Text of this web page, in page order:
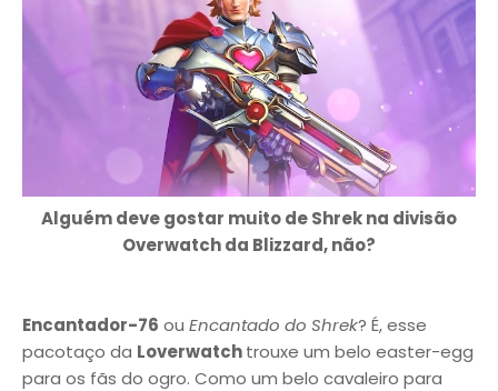
Alguém deve gostar muito de Shrek na divisão
Overwatch da Blizzard, não?
Encantador-76 ou Encantado do Shrek? É, esse
pacotaço da Loverwatchtrouxe um belo easter-egg
para os fãs do ogro. Como um belo cavaleiro para